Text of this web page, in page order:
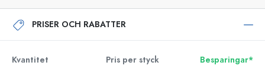
PRISER OCH RABATTER
Kvantitet Pris per styck
Besparingar*